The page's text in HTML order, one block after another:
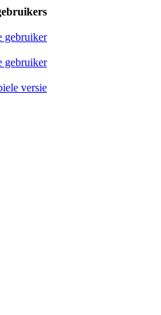
gebruiker
gebruiker
versie